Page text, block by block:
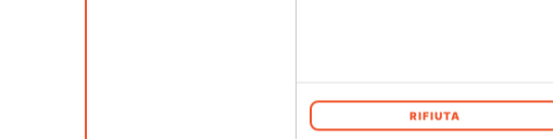
RIFIUTA